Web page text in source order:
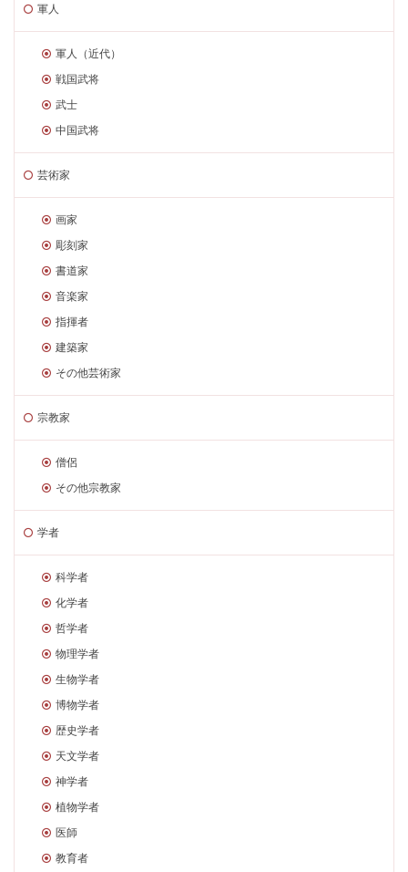
軍人
軍人（近代）
戦国武将
武士
中国武将
芸術家
画家
彫刻家
書道家
音楽家
指揮者
建築家
その他芸術家
宗教家
僧侶
その他宗教家
学者
科学者
化学者
哲学者
物理学者
生物学者
博物学者
歴史学者
天文学者
神学者
植物学者
医師
教育者